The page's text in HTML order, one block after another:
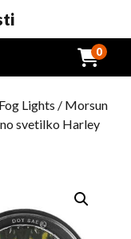
0
Lights / Morsun
svetilko Harley